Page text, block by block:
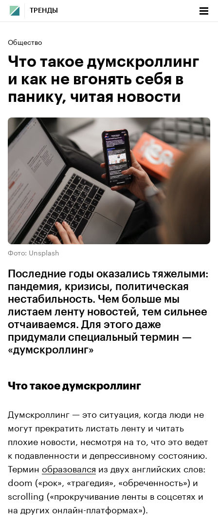
ТРЕНДЫ
Общество
Что такое думскроллинг
и как не вгонять себя в
панику, читая новости
Фото: Unsplash
Последние годы оказались тяжелыми:
пандемия, кризисы, политическая
нестабильность. Чем больше мы
листаем ленту новостей, тем сильнее
отчаиваемся. Для этого даже
придумали специальный термин —
«думскроллинг»
Что такое думскроллинг
Думскроллинг — это ситуация, когда люди не
могут прекратить листать ленту и читать
плохие новости, несмотря на то, что это ведет
к подавленности и депрессивному состоянию.
Термин образовался из двух английских слов:
doom («рок», «трагедия», «обреченность») и
scrolling («прокручивание ленты в соцсетях и
на других онлайн-платформах»).